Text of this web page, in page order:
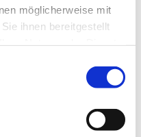
möglicherweise mit
ihnen bereitgestellt